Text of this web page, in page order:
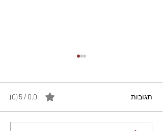
תגובות 0.0 / 5 ‏(0)